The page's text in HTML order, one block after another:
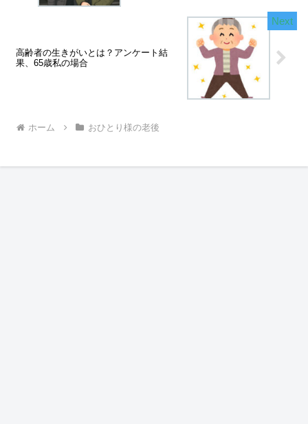
高齢者の生きがいとは？アンケート結
果、65歳私の場合
ホーム おひとり様の老後